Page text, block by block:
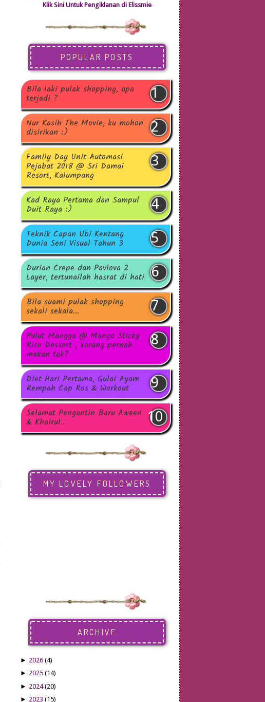
Klik Sini Untuk Pengiklanan di Elissmie
POPULAR POSTS
Bila laki pulak shopping, apa
terjadi ?
Nur Kasih The Movie, ku mohon
disirikan :)
Family Day Unit Automasi
Pejabat 2018 @ Sri Damai
Resort, Kalumpang
Kad Raya Pertama dan Sampul
Duit Raya :)
Teknik Capan Ubi Kentang
Dunia Seni Visual Tahun 3
Durian Crepe dan Pavlova 2
Layer, tertunailah hasrat di hati
Bila suami pulak shopping
sekali sekala...
Pulut Mangga @ Mango Sticky
Rice Dessert , korang pernah
makan tak?
Diet Hari Pertama, Gulai Ayam
Rempah Cap Ros & Workout
Selamat Pengantin Baru Aween
& Khairul..
MY LOVELY FOLLOWERS
ARCHIVE
► 2026 (4)
► 2025 (14)
► 2024 (20)
► 2023 (15)